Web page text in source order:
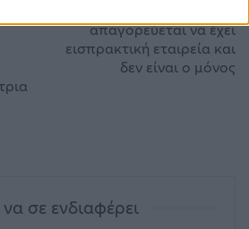
απαγορεύεται να έχει
εισπρακτική εταιρεία και
δεν είναι ο μόνος
σε ενδιαφέρει